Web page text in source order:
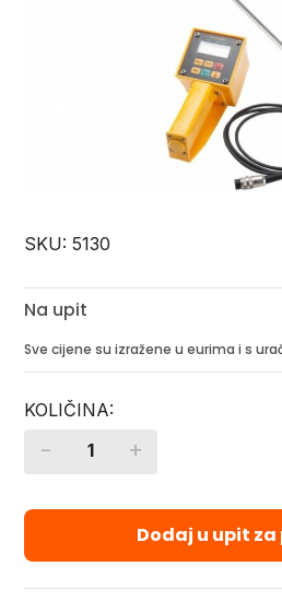
SKU:5130
Na upit
Sve cijene su izražene u eurima i s
Quantity
- +
Dodaj u upit